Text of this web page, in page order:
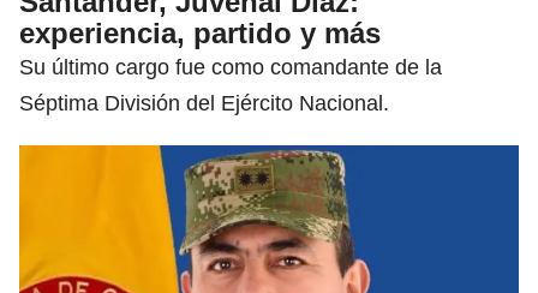
experiencia, partido y más
Su último cargo fue como comandante de la
Séptima División del Ejército Nacional.